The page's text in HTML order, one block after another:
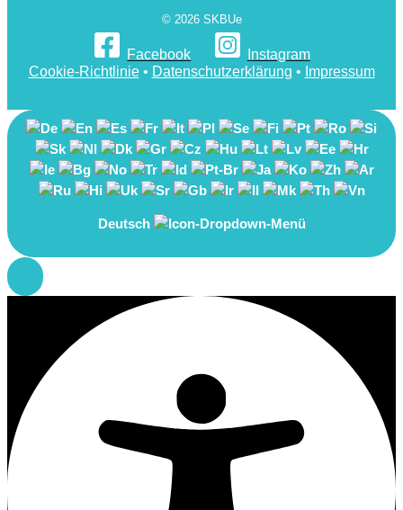
© 2026 SKBUe
Facebook
Instagram
Cookie-Richtlinie• Datenschutzerklärung • Impressum
Deutsch